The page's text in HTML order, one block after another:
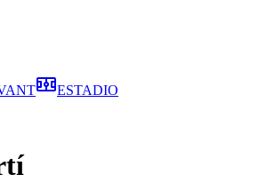
ESTADIO